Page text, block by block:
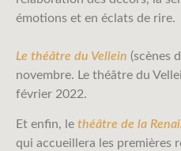
émotions et en éclats de rire.
Le théâtre du Vellein (scènes
novembre. Le théâtre du
février 2022.
Et enfin, le théâtre de la
qui accueillera les premières